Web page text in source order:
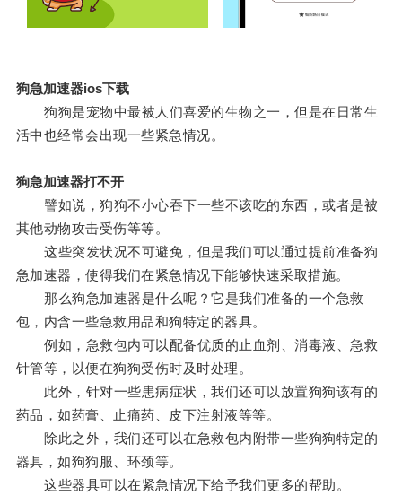
狗急加速器ios下载
狗狗是宠物中最被人们喜爱的生物之一，但是在日常生
活中也经常会出现一些紧急情况。
狗急加速器打不开
譬如说，狗狗不小心吞下一些不该吃的东西，或者是被
其他动物攻击受伤等等。
这些突发状况不可避免，但是我们可以通过提前准备狗
急加速器，使得我们在紧急情况下能够快速采取措施。
那么狗急加速器是什么呢？它是我们准备的一个急救
包，内含一些急救用品和狗特定的器具。
例如，急救包内可以配备优质的止血剂、消毒液、急救
针管等，以便在狗狗受伤时及时处理。
此外，针对一些患病症状，我们还可以放置狗狗该有的
药品，如药膏、止痛药、皮下注射液等等。
除此之外，我们还可以在急救包内附带一些狗狗特定的
器具，如狗狗服、环颈等。
这些器具可以在紧急情况下给予我们更多的帮助。